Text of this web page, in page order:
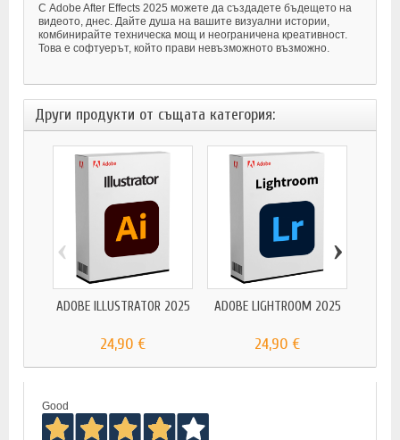
С Adobe After Effects 2025 можете да създадете бъдещето на
видеото, днес. Дайте душа на вашите визуални истории,
комбинирайте техническа мощ и неограничена креативност.
Това е софтуерът, който прави невъзможното възможно.
Други продукти от същата категория:
ADOBE ILLUSTRATOR 2025
24,90 €
ADOBE LIGHTROOM 2025
24,90 €
‹ ›
Good